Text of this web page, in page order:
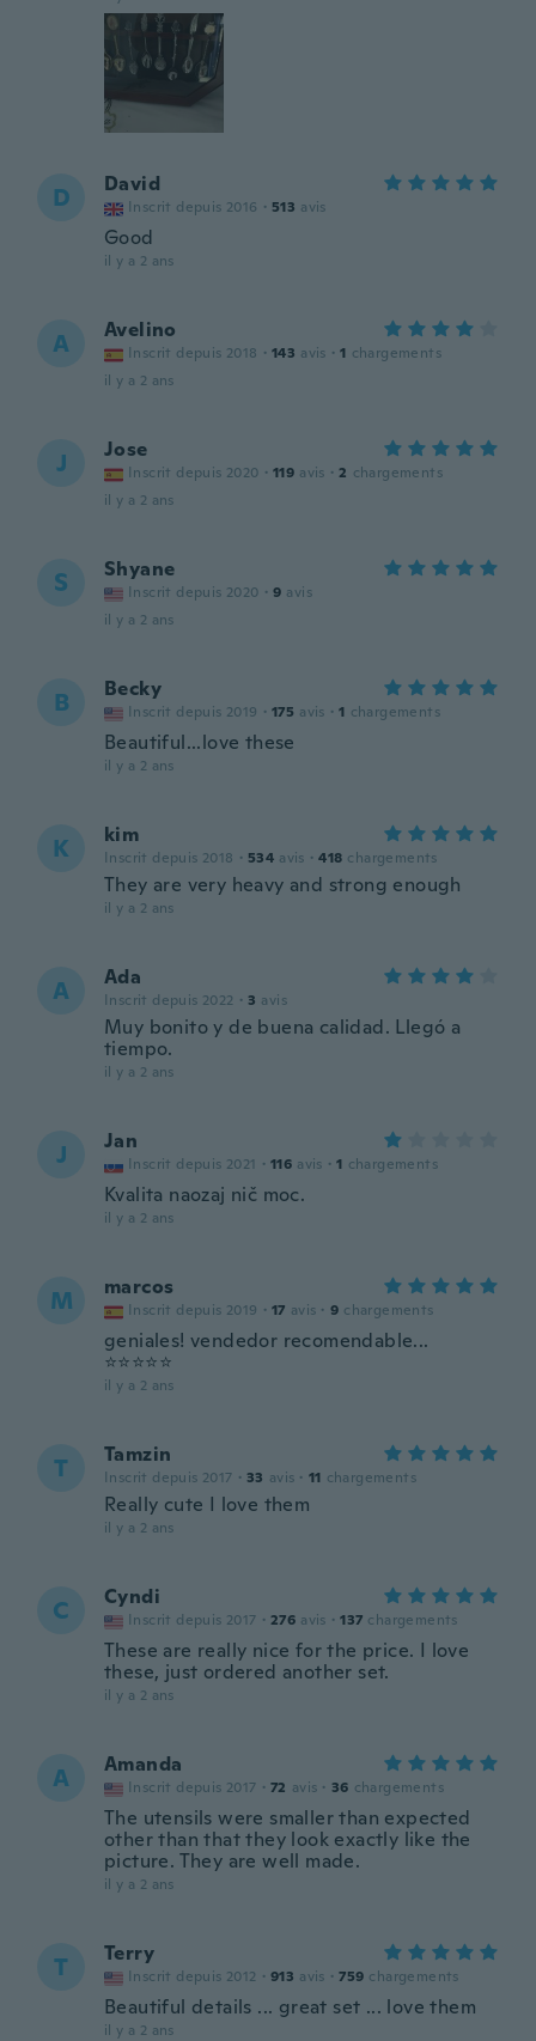
D David
Inscrit depuis 2016 · 513 avis
Good
il y a 2 ans
A Avelino
Inscrit depuis 2018 · 143 avis · 1 chargements
il y a 2 ans
J Jose
Inscrit depuis 2020 · 119 avis · 2 chargements
il y a 2 ans
S Shyane
Inscrit depuis 2020 · 9 avis
il y a 2 ans
B Becky
Inscrit depuis 2019 · 175 avis · 1 chargements
Beautiful...love these
il y a 2 ans
K kim
Inscrit depuis 2018 · 534 avis · 418 chargements
They are very heavy and strong enough
il y a 2 ans
A Ada
Inscrit depuis 2022 · 3 avis
Muy bonito y de buena calidad. Llegó a
tiempo.
il y a 2 ans
J Jan
Inscrit depuis 2021 · 116 avis · 1 chargements
Kvalita naozaj nič moc.
il y a 2 ans
M marcos
Inscrit depuis 2019 · 17 avis · 9 chargements
geniales! vendedor recomendable...
⭐⭐⭐⭐⭐
il y a 2 ans
T Tamzin
Inscrit depuis 2017 · 33 avis · 11 chargements
Really cute I love them
il y a 2 ans
C Cyndi
Inscrit depuis 2017 · 276 avis · 137 chargements
These are really nice for the price. I love
these, just ordered another set.
il y a 2 ans
A Amanda
Inscrit depuis 2017 · 72 avis · 36 chargements
The utensils were smaller than expected
other than that they look exactly like the
picture. They are well made.
il y a 2 ans
T Terry
Inscrit depuis 2012 · 913 avis · 759 chargements
Beautiful details ... great set ... love them
il y a 2 ans